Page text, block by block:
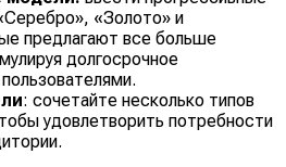
«Золото» и
предлагают все больше
долгосрочное
: сочетайте несколько типов
удовлетворить потребности